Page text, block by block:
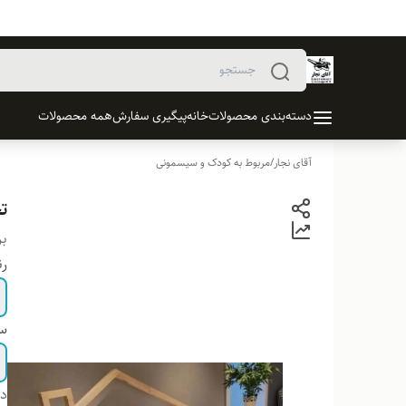
دسته‌بندی محصولاتخانهپیگیری سفارشهمه محصولات
آقای نجار/مربوط به کودک و سیسمونی